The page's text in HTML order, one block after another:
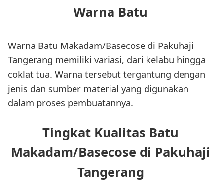
Warna Batu
Warna Batu Makadam/Basecose di Pakuhaji
Tangerang memiliki variasi, dari kelabu hingga
coklat tua. Warna tersebut tergantung dengan
jenis dan sumber material yang digunakan
dalam proses pembuatannya.
Tingkat Kualitas Batu
Makadam/Basecose di Pakuhaji
Tangerang